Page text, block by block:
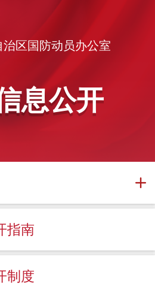
区国防动员办公室
息公开
指南
制度